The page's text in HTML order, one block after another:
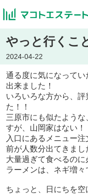
やっと行くこ
2024-04-22
通る度に気になって
出来ました！
いろいろな方から、
た！！
三原市にも似たよう
すが、山岡家はない！
入口にあるメニュー
前が人数分出てきまし
大量過ぎて食べるのに
ラーメンは、ネギ増々
ちょっと、日にちを